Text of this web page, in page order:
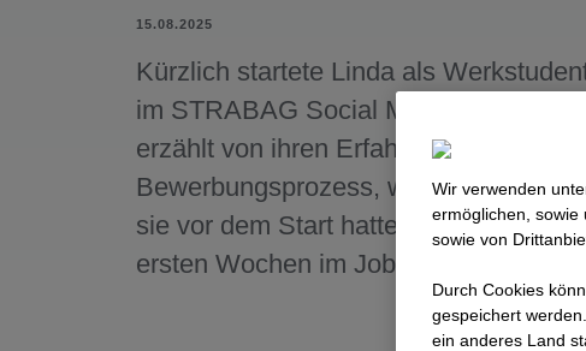
15.08.2025
Kürzlich startete Linda als
im STRABAG Social Media Team. Sie
erzählt von ihren Erfahrungen im
Bewerbungsprozess, welche
sie vor dem Start hatte und von ihren
ersten Wochen im Job.
Wir verwenden
ermöglichen, sowie
sowie von
Durch Cookies
gespeichert
ein anderes Land